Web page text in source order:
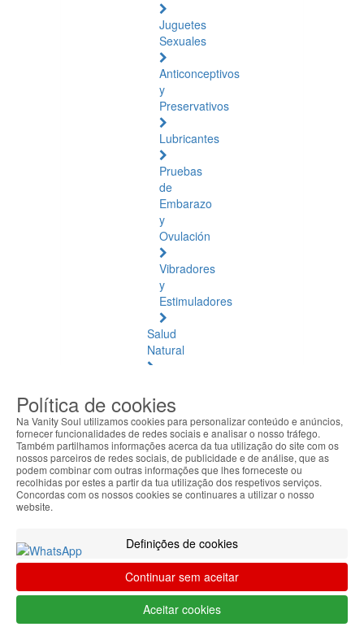
Juguetes
Sexuales
Anticonceptivos
y
Preservativos
Lubricantes
Pruebas
de
Embarazo
y
Ovulación
Vibradores
y
Estimuladores
Salud
Natural
Natural
Ver
todos
Ámbar
Báltico
Músculos
Bienestar
Diario
Circulación
Política de cookies
Na Vanity Soul utilizamos cookies para personalizar conteúdo e anúncios,
fornecer funcionalidades de redes sociais e analisar o nosso tráfego.
Também partilhamos informações acerca da tua utilização do site com os
nossos parceiros de redes sociais, de publicidade e de análise, que as
podem combinar com outras informações que lhes forneceste ou
recolhidas por estes a partir da tua utilização dos respetivos serviços.
Concordas com os nossos cookies se continuares a utilizar o nosso
website.
Definições de cookies
Continuar sem aceitar
Aceitar cookies